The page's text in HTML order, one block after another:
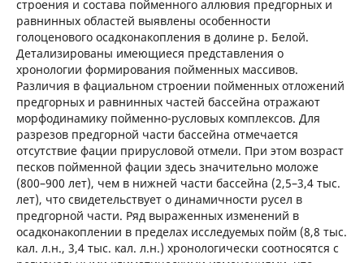
строения и состава пойменного аллювия предгорных и
равнинных областей выявлены особенности
голоценового осадконакопления в долине р. Белой.
Детализированы имеющиеся представления о
хронологии формирования пойменных массивов.
Различия в фациальном строении пойменных отложений
предгорных и равнинных частей бассейна отражают
морфодинамику пойменно-русловых комплексов. Для
разрезов предгорной части бассейна отмечается
отсутствие фации прирусловой отмели. При этом возраст
песков пойменной фации здесь значительно моложе
(800–900 лет), чем в нижней части бассейна (2,5–3,4 тыс.
лет), что свидетельствует о динамичности русел в
предгорной части. Ряд выраженных изменений в
осадконакоплении в пределах исследуемых пойм (8,8 тыс.
кал. л.н., 3,4 тыс. кал. л.н.) хронологически соотносятся с